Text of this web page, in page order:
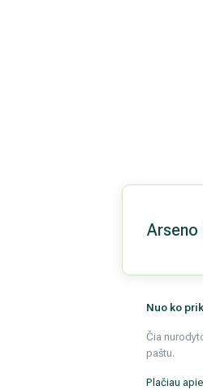
Arseno
Nuo ko
Čia
paštu.
Plačiau